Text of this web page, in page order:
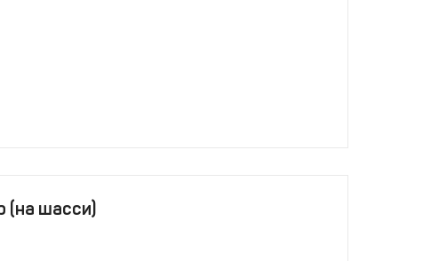
(на шасси)